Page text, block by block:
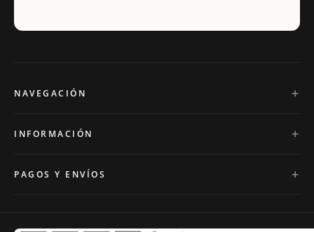
NAVEGACIÓN
INFORMACIÓN
PAGOS Y ENVÍOS